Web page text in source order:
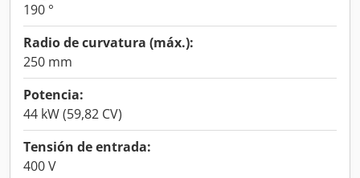
190 °
Radio de curvatura (máx.):
250 mm
Potencia:
44 kW (59,82 CV)
Tensión de entrada:
400 V